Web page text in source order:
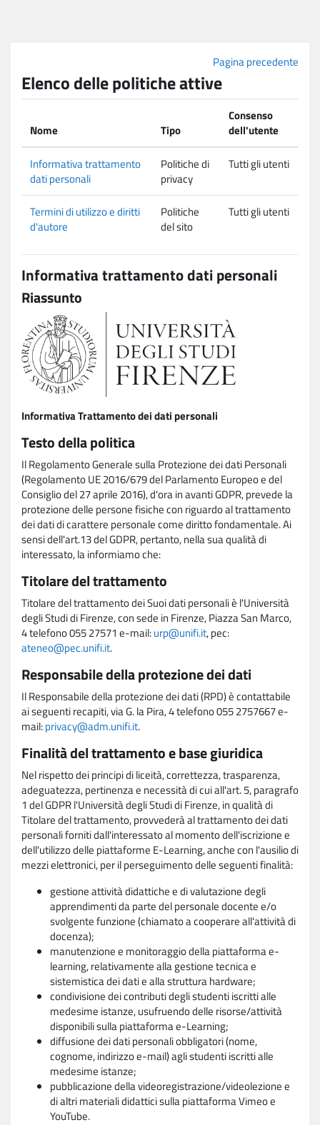
Pagina precedente
Elenco delle politiche attive
Nome Tipo
Consenso
dell'utente
Informativa trattamento
dati personali
Politiche di
privacy
Tutti gli utenti
Termini di utilizzo e diritti
d'autore
Politiche
del sito
Tutti gli utenti
Informativa trattamento dati personali
Riassunto
Informativa Trattamento dei dati personali
Testo della politica
Il Regolamento Generale sulla Protezione dei dati Personali
(Regolamento UE 2016/679 del Parlamento Europeo e del
Consiglio del 27 aprile 2016), d'ora in avanti GDPR, prevede la
protezione delle persone fisiche con riguardo al trattamento
dei dati di carattere personale come diritto fondamentale. Ai
sensi dell'art.13 del GDPR, pertanto, nella sua qualità di
interessato, la informiamo che:
Titolare del trattamento
Titolare del trattamento dei Suoi dati personali è l'Università
degli Studi di Firenze, con sede in Firenze, Piazza San Marco,
4 telefono 055 27571 e-mail:urp@unifi.it, pec:
ateneo@pec.unifi.it.
Responsabile della protezione dei dati
Il Responsabile della protezione dei dati (RPD) è contattabile
ai seguenti recapiti, via G. la Pira, 4 telefono 055 2757667 e-
mail:privacy@adm.unifi.it.
Finalità del trattamento e base giuridica
Nel rispetto dei principi di liceità, correttezza, trasparenza,
adeguatezza, pertinenza e necessità di cui all'art. 5, paragrafo
1 del GDPR l'Università degli Studi di Firenze, in qualità di
Titolare del trattamento, provvederà al trattamento dei dati
personali forniti dall'interessato al momento dell'iscrizione e
dell'utilizzo delle piattaforme E-Learning, anche con l'ausilio di
mezzi elettronici, per il perseguimento delle seguenti finalità:
gestione attività didattiche e di valutazione degli
apprendimenti da parte del personale docente e/o
svolgente funzione (chiamato a cooperare all'attività di
docenza);
manutenzione e monitoraggio della piattaforma e-
learning, relativamente alla gestione tecnica e
sistemistica dei dati e alla struttura hardware;
condivisione dei contributi degli studenti iscritti alle
medesime istanze, usufruendo delle risorse/attività
disponibili sulla piattaforma e-Learning;
diffusione dei dati personali obbligatori (nome,
cognome, indirizzo e-mail) agli studenti iscritti alle
medesime istanze;
pubblicazione della videoregistrazione/videolezione e
di altri materiali didattici sulla piattaforma Vimeo e
YouTube.